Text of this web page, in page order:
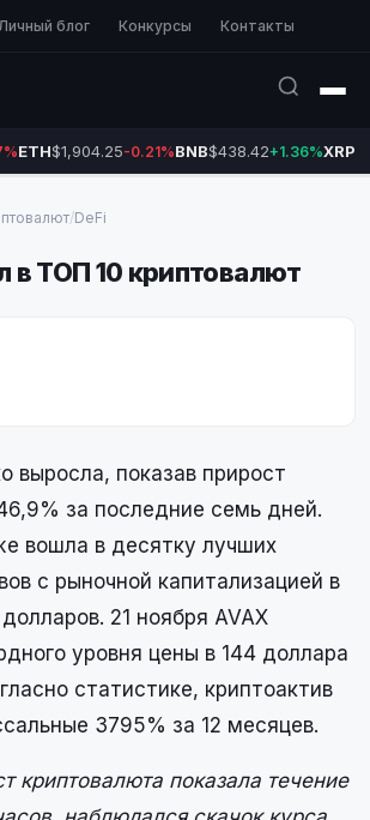
блог Конкурсы Контакты
ETH$1,904.25-0.21%BNB$438.42+1.36%XRP
/DeFi
в ТОП 10 криптовалют
выросла, показав прирост
за последние семь дней.
вошла в десятку лучших
с рыночной капитализацией в
21 ноября AVAX
уровня цены в 144 доллара
статистике, криптоактив
3795% за 12 месяцев.
криптовалюта показала течение